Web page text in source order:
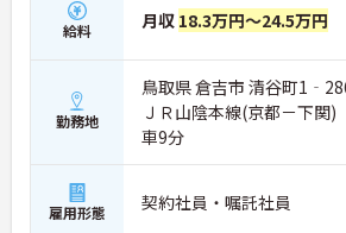
★おすすめPOINT★
・スタッフ全員で毎朝お客様の体調や変化を
る仕組みにより、多職種間でスムーズな連携
ことができます。
・困った時もすぐに相談してフォローし合え
しの良い職場環境のため、周囲との信頼関係
ながら業務に取り組めます。
給料 月収 18.3万円～24.5万円
勤務地
鳥取県 倉吉市 清谷町
ＪＲ山陰本線(京都－下関)
車9分
雇用形態 契約社員・嘱託社員